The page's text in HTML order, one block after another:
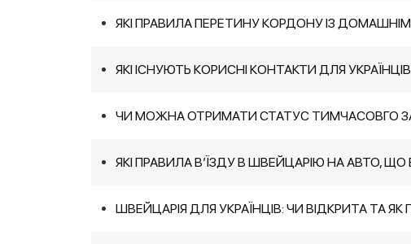
ЯКІ ПРАВИЛА ПЕРЕТИНУ КОРДОНУ ІЗ
ЯКІ ІСНУЮТЬ КОРИСНІ КОНТАКТИ ДЛЯ
ЧИ МОЖНА ОТРИМАТИ СТАТУС ТИМЧАСОВГО
ЯКІ ПРАВИЛА В’ЇЗДУ В ШВЕЙЦАРІЮ НА АВТО,
ШВЕЙЦАРІЯ ДЛЯ УКРАЇНЦІВ: ЧИ ВІДКРИТА ТА ЯК